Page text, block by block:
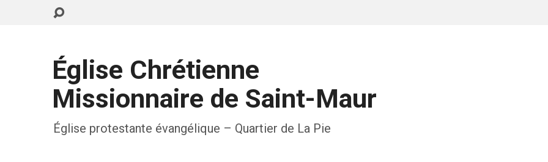
Église Chrétienne
Missionnaire de Saint-Maur
Église protestante évangélique – Quartier de La Pie